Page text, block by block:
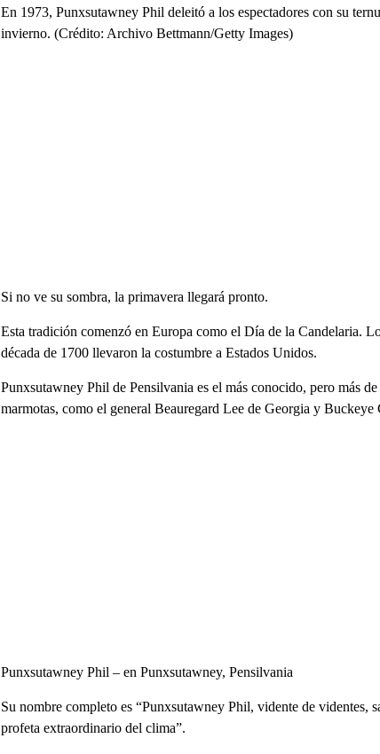
En 1973, Punxsutawney Phil deleitó a los espectadores con su
invierno. (Crédito: Archivo Bettmann/Getty Images)
Si no ve su sombra, la primavera llegará pronto.
Esta tradición comenzó en Europa como el Día de la Candelaria.
década de 1700 llevaron la costumbre a Estados Unidos.
Punxsutawney Phil de Pensilvania es el más conocido, pero más
marmotas, como el general Beauregard Lee de Georgia y Buckeye
Punxsutawney Phil – en Punxsutawney, Pensilvania
Su nombre completo es “Punxsutawney Phil, vidente de videntes,
profeta extraordinario del clima”.